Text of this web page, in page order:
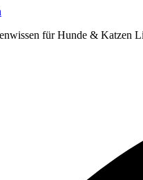
für Hunde & Katzen